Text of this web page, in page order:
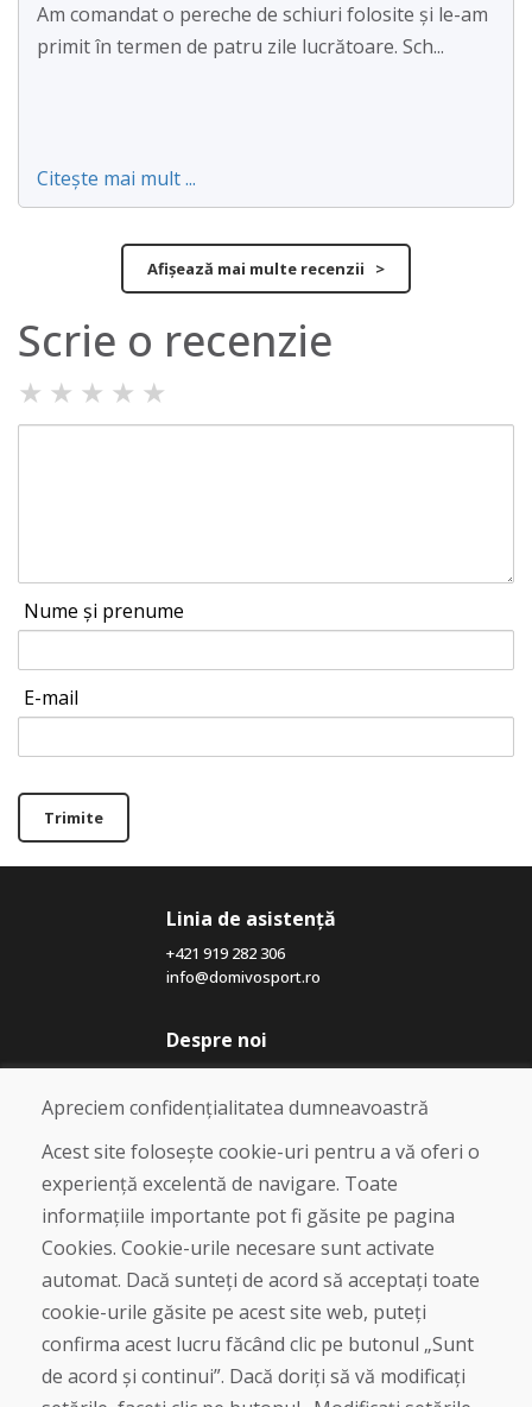
Am comandat o pereche de schiuri folosite și le-am
primit în termen de patru zile lucrătoare. Sch...
Citește mai mult ...
Afișează mai multe recenzii >
Scrie o recenzie
★ ★ ★ ★ ★
Nume și prenume
E-mail
Trimite
Linia de asistență
+421 919 282 306
info@domivosport.ro
Despre noi
Blog
Despre noi
Magazin
Contact
Cumpărare
Magazin online
Livrare și plată
Plângere
Retur și schimb de mărfuri
Protecția datelor cu caracter personal
Cookies
Apreciem confidențialitatea dumneavoastră
Acest site folosește cookie-uri pentru a vă oferi o
experiență excelentă de navigare. Toate
informațiile importante pot fi găsite pe pagina
Cookies. Cookie-urile necesare sunt activate
automat. Dacă sunteți de acord să acceptați toate
cookie-urile găsite pe acest site web, puteți
confirma acest lucru făcând clic pe butonul „Sunt
de acord și continui”. Dacă doriți să vă modificați